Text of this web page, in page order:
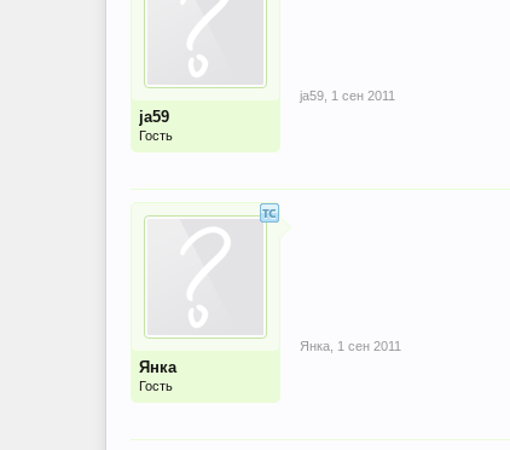
ja59
Гость
ja59 1 сен 2011
Янка
Гость
Янка 1 сен 2011